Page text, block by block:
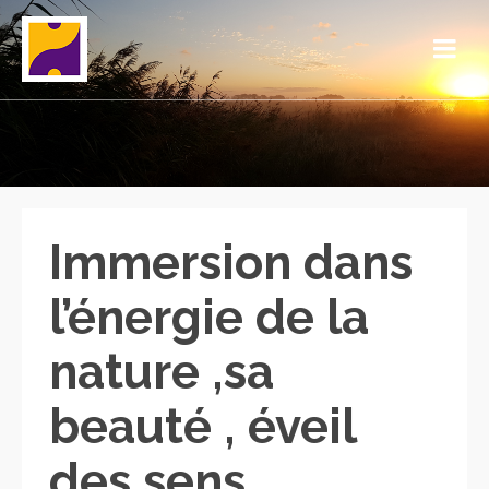
Immersion dans
l’énergie de la
nature ,sa
beauté , éveil